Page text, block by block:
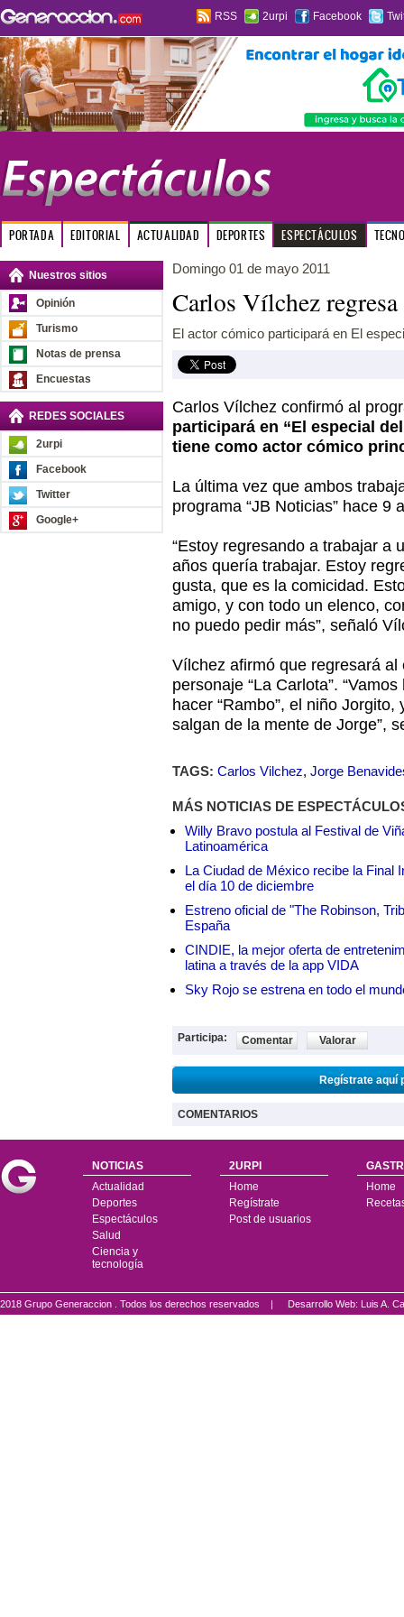
RSS 2urpi Facebook
PORTADA EDITORIAL ACTUALIDAD DEPORTES ESPECTÁCULOS
Nuestros sitios
Opinión
Turismo
Notas de prensa
Encuestas
REDES SOCIALES
2urpi
Facebook
Twitter
Google+
Domingo 01 de mayo 2011
Carlos Vílchez
El actor cómico participará en El
Carlos Vílchez confirmó al
participará en “El especial
tiene como actor cómico
La última vez que ambos
programa “JB Noticias” hace 9
“Estoy regresando a trabajar a
años quería trabajar. Estoy
gusta, que es la comicidad.
amigo, y con todo un elenco,
no puedo pedir más”, señaló
Vílchez afirmó que regresará
personaje “La Carlota”.
hacer “Rambo”, el niño
salgan de la mente de Jorge”,
TAGS: Carlos Vilchez, Jorge
MÁS NOTICIAS DE
Willy Bravo postula al Festival de
Latinoamérica
La Ciudad de México recibe la Final
el día 10 de diciembre
Estreno oficial de "The Robinson,
España
CINDIE, la mejor oferta de
latina a través de la app VIDA
Sky Rojo se estrena en todo el
Participa: Comentar Valorar
Regístrate aquí
COMENTARIOS
NOTICIAS
Actualidad
Deportes
Espectáculos
Salud
Ciencia y
tecnología
2URPI
Home
Regístrate
Post de usuarios
Home
2018 Grupo Generaccion . Todos los derechos reservados | Desarrollo Web: Luis